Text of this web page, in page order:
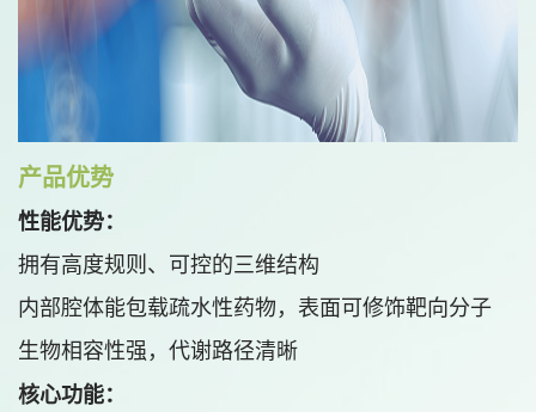
产品优势
性能优势：
拥有高度规则、可控的三维结构
内部腔体能包载疏水性药物，表面可修饰靶向分子
生物相容性强，代谢路径清晰
核心功能：